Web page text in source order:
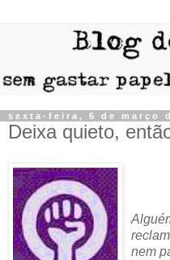
sexta-feira, 6 de março
Deixa quieto,
nem